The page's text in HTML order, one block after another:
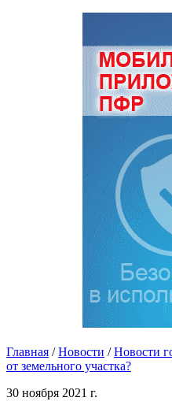
Главная / Новости / Новости
от земельного участка?
30 ноября 2021 г.